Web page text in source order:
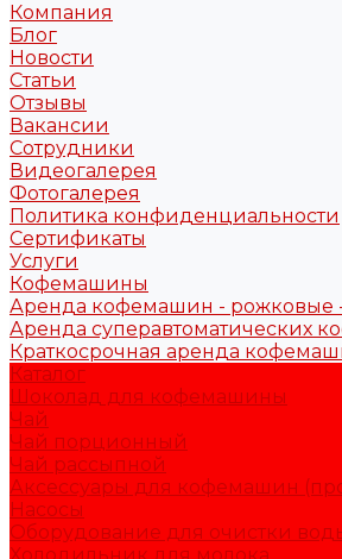
Компания
Блог
Новости
Статьи
Отзывы
Вакансии
Сотрудники
Видеогалерея
Фотогалерея
Политика конфиденциальности
Сертификаты
Услуги
Кофемашины
Аренда кофемашин - рожковые
Аренда суперавтоматических
Краткосрочная аренда
Каталог
Шоколад для кофемашины
Чай
Чай порционный
Чай рассыпной
Аксессуары для кофемашин
Насосы
Оборудование для очистки